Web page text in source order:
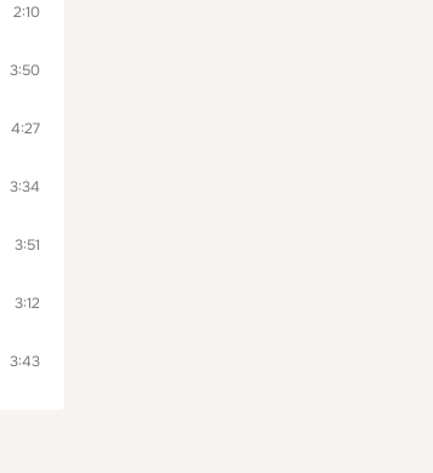
2:10
3:50
4:27
3:34
3:51
3:12
3:43